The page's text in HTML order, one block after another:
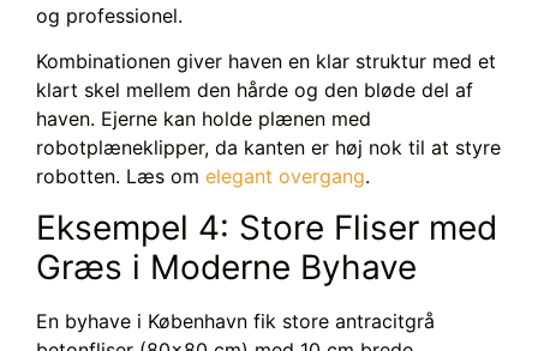
og professionel.
Kombinationen giver haven en klar struktur med et
klart skel mellem den hårde og den bløde del af
haven. Ejerne kan holde plænen med
robotplæneklipper, da kanten er høj nok til at styre
robotten. Læs om elegant overgang.
Eksempel 4: Store Fliser med
Græs i Moderne Byhave
En byhave i København fik store antracitgrå